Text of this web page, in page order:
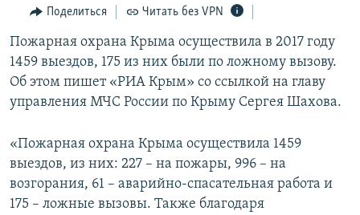
Вернутся
поиску
ИНТЕРАКТИВ
ИНФОГРАФИКА
ТЕЛЕПРОЕКТ КРЫМ.РЕАЛИИ
СОВЕТЫ ПРАВОЗАЩИТНИКОВ
ПОБЕДИТЕЛЕЙ НЕ СУДЯТ?
КРЫМ.НЕПОКОРЕННЫЙ
РАДІО СВОБОДА
КАК ОБОЙТИ БЛОКИРОВКУ
Українською
Qırımtatar
Поделиться Читать без VPN
Пожарная охрана Крыма осуществила в 2017 году
1459 выездов, 175 из них были по ложному вызову.
Об этом пишет «РИА Крым» со ссылкой на главу
управления МЧС России по Крыму Сергея Шахова.
«Пожарная охрана Крыма осуществила 1459
выездов, из них: 227 – на пожары, 996 – на
возгорания, 61 – аварийно-спасательная работа и
175 – ложные вызовы. Также благодаря